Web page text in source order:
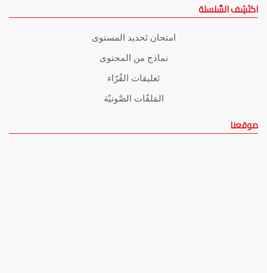
اكتَشِف السِّلسلة
امتحان تَحديد المستوى
نماذج من المحتوى
تَعليقات القُرّاء
المَلفّات الصَّوتيّة
موقعنا